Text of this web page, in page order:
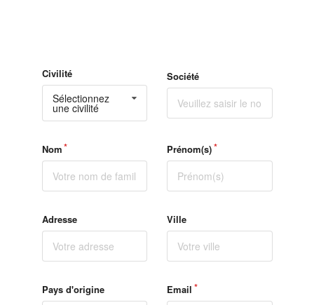
Civilité
Sélectionnez
une civilité
Société
Nom Prénom(s)
Adresse Ville
Pays d'origine Email